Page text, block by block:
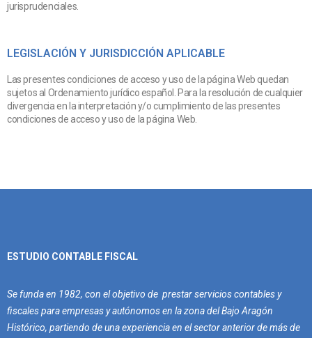
jurisprudenciales.
LEGISLACIÓN Y JURISDICCIÓN APLICABLE
Las presentes condiciones de acceso y uso de la página Web quedan
sujetos al Ordenamiento jurídico español. Para la resolución de cualquier
divergencia en la interpretación y/o cumplimiento de las presentes
condiciones de acceso y uso de la página Web.
ESTUDIO CONTABLE FISCAL
Se funda en 1982, con el objetivo de prestar servicios contables y
fiscales para empresas y autónomos en la zona del Bajo Aragón
Histórico, partiendo de una experiencia en el sector anterior de más de